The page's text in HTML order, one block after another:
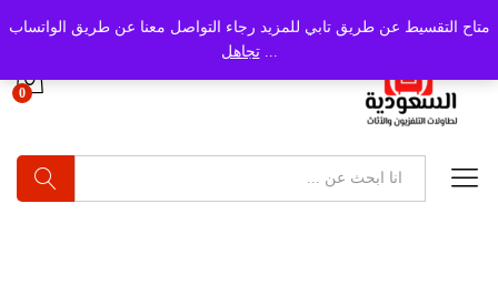
متاح التقسيط عن طريق تابي للمزيد رجاء التواصل معنا عن طريق الواتساب
...تجاهل
0